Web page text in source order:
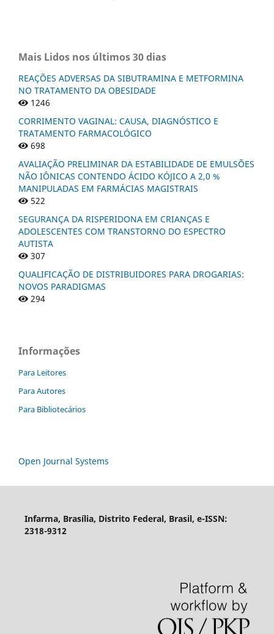
Mais Lidos nos últimos 30 dias
REAÇÕES ADVERSAS DA SIBUTRAMINA E METFORMINA
NO TRATAMENTO DA OBESIDADE
1246
CORRIMENTO VAGINAL: CAUSA, DIAGNÓSTICO E
TRATAMENTO FARMACOLÓGICO
698
AVALIAÇÃO PRELIMINAR DA ESTABILIDADE DE EMULSÕES
NÃO IÔNICAS CONTENDO ÁCIDO KÓJICO A 2,0 %
MANIPULADAS EM FARMÁCIAS MAGISTRAIS
522
SEGURANÇA DA RISPERIDONA EM CRIANÇAS E
ADOLESCENTES COM TRANSTORNO DO ESPECTRO
AUTISTA
307
QUALIFICAÇÃO DE DISTRIBUIDORES PARA DROGARIAS:
NOVOS PARADIGMAS
294
Informações
Para Leitores
Para Autores
Para Bibliotecários
Open Journal Systems
Infarma, Brasília, Distrito Federal, Brasil, e-ISSN:
2318-9312